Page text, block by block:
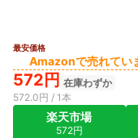
最安価格
Amazonで売れてい
572円 在庫わずか
572.0円 / 1本
楽天市場
572円